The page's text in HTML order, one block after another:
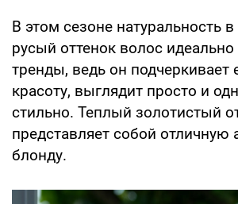
В этом сезоне натуральность
русый оттенок волос
тренды, ведь он подчеркивает
красоту, выглядит просто и
стильно. Теплый золотистый
представляет собой отличную
блонду.